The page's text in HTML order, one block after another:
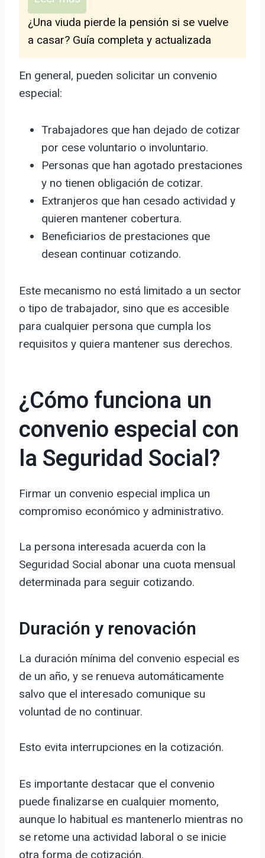
¿Una viuda pierde la pensión si se vuelve
a casar? Guía completa y actualizada
En general, pueden solicitar un convenio
especial:
Trabajadores que han dejado de cotizar
por cese voluntario o involuntario.
Personas que han agotado prestaciones
y no tienen obligación de cotizar.
Extranjeros que han cesado actividad y
quieren mantener cobertura.
Beneficiarios de prestaciones que
desean continuar cotizando.
Este mecanismo no está limitado a un sector
o tipo de trabajador, sino que es accesible
para cualquier persona que cumpla los
requisitos y quiera mantener sus derechos.
¿Cómo funciona un
convenio especial con
la Seguridad Social?
Firmar un convenio especial implica un
compromiso económico y administrativo.
La persona interesada acuerda con la
Seguridad Social abonar una cuota mensual
determinada para seguir cotizando.
Duración y renovación
La duración mínima del convenio especial es
de un año, y se renueva automáticamente
salvo que el interesado comunique su
voluntad de no continuar.
Esto evita interrupciones en la cotización.
Es importante destacar que el convenio
puede finalizarse en cualquier momento,
aunque lo habitual es mantenerlo mientras no
se retome una actividad laboral o se inicie
otra forma de cotización.